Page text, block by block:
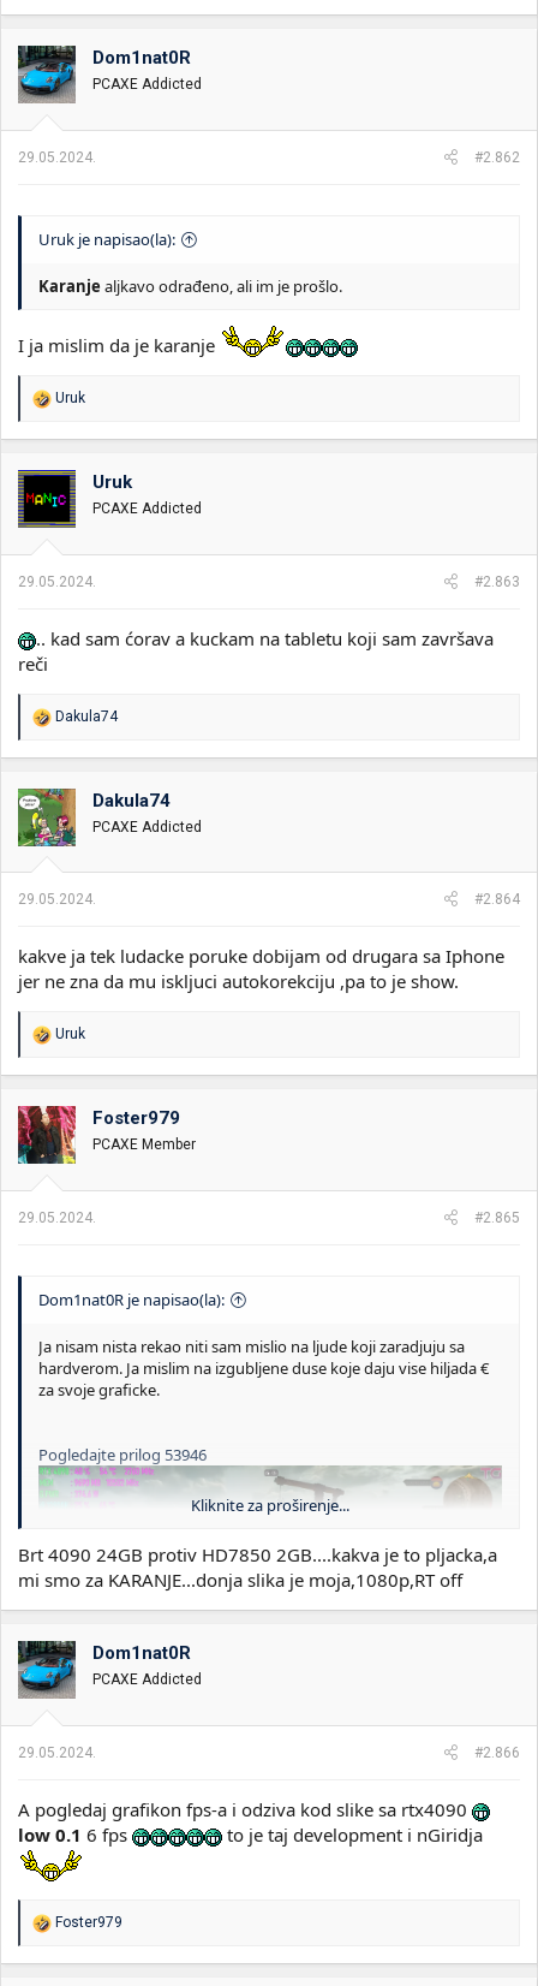
Dom1nat0R
PCAXE Addicted
29.05.2024. #2.862
Uruk je napisao(la):
Karanje aljkavo odrađeno, ali im je prošlo.
I ja mislim da je karanje
R
a
o
v
a
n
:
Uruk
Uruk
PCAXE Addicted
29.05.2024. #2.863
.. kad sam ćorav a kuckam na tabletu koji sam završava
reči
R
a
o
v
a
n
:
Dakula74
Dakula74
PCAXE Addicted
29.05.2024. #2.864
kakve ja tek ludacke poruke dobijam od drugara sa Iphone
jer ne zna da mu iskljuci autokorekciju ,pa to je show.
R
a
o
v
a
n
:
Uruk
Foster979
PCAXE Member
29.05.2024. #2.865
Dom1nat0R je napisao(la):
Ja nisam nista rekao niti sam mislio na ljude koji zaradjuju sa
hardverom. Ja mislim na izgubljene duse koje daju vise hiljada €
za svoje graficke.
Pogledajte prilog 53946
Kliknite za proširenje...
Brt 4090 24GB protiv HD7850 2GB....kakva je to pljacka,a
mi smo za KARANJE...donja slika je moja,1080p,RT off
Dom1nat0R
PCAXE Addicted
29.05.2024. #2.866
A pogledaj grafikon fps-a i odziva kod slike sa rtx4090
low 0.1 6 fps to je taj development i nGiridja
R
a
Foster979